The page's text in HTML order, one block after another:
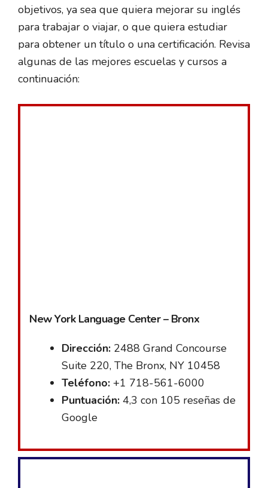
objetivos, ya sea que quiera mejorar su inglés
para trabajar o viajar, o que quiera estudiar
para obtener un título o una certificación. Revisa
algunas de las mejores escuelas y cursos a
continuación:
New York Language Center – Bronx
Dirección: 2488 Grand Concourse
Suite 220, The Bronx, NY 10458
Teléfono: +1 718-561-6000
Puntuación: 4,3 con 105 reseñas de
Google